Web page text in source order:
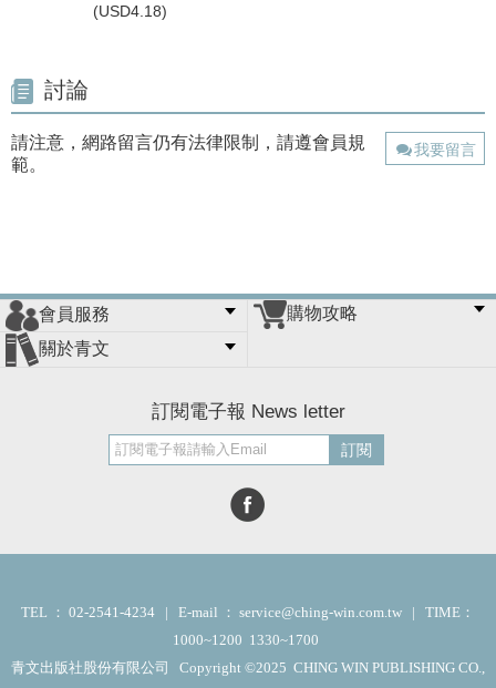
(USD4.18)
討論
請注意，網路留言仍有法律限制，請遵會員規
範。
我要留言
會員服務
會員辦法
客服信箱
隱私條款
網站導覽
購物攻略
關於青文
訂閱電子報 News letter
訂閱
TEL ： 02-2541-4234 | E-mail ： service@ching-win.com.tw | TIME：
1000~1200 1330~1700
青文出版社股份有限公司 Copyright ©2025 CHING WIN PUBLISHING CO.,